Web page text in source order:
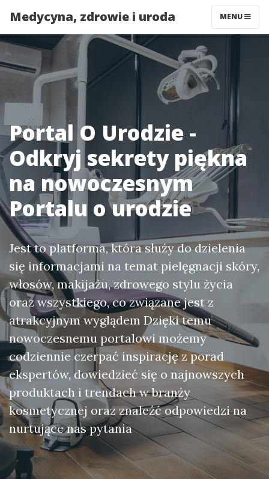
Medycyna, zdrowie i uroda MENU
Portal O Urodzie -
Odkryj sekrety piękna
na nowoczesnym
Portalu o urodzie
Jest to platforma, która służy do dzielenia
się informacjami na temat pielęgnacji skóry,
włosów, makijażu, zdrowego stylu życia
oraz wszystkiego, co związane jest z
atrakcyjnym wyglądem Dzięki temu
nowoczesnemu portalowi możemy
codziennie czerpać inspirację z porad
ekspertów, dowiedzieć się o najnowszych
produktach i trendach w branży
kosmetycznej oraz znaleźć odpowiedzi na
nurtujące nas pytania